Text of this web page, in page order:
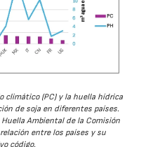
climático (PC) y la huella hídrica
de soja en diferentes países.
Ambiental de la Comisión
relación entre los países y su
código.